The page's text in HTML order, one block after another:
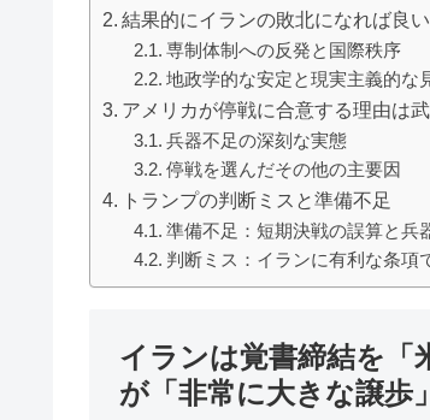
結果的にイランの敗北になれば良
専制体制への反発と国際秩序
地政学的な安定と現実主義的な
アメリカが停戦に合意する理由は
兵器不足の深刻な実態
停戦を選んだその他の主要因
トランプの判断ミスと準備不足
準備不足：短期決戦の誤算と兵
判断ミス：イランに有利な条項
イランは覚書締結を「
が「非常に大きな譲歩